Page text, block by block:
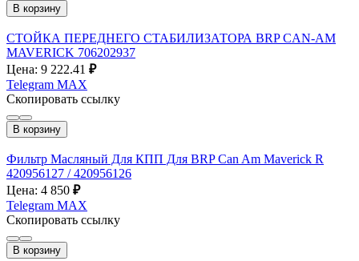
В корзину
СТОЙКА ПЕРЕДНЕГО СТАБИЛИЗАТОРА BRP CAN-AM
MAVERICK 706202937
Цена: 9 222.41 ₽
Telegram MAX
Скопировать ссылку
В корзину
Фильтр Масляный Для КПП Для BRP Can Am Maverick R
420956127 / 420956126
Цена: 4 850 ₽
Telegram MAX
Скопировать ссылку
В корзину